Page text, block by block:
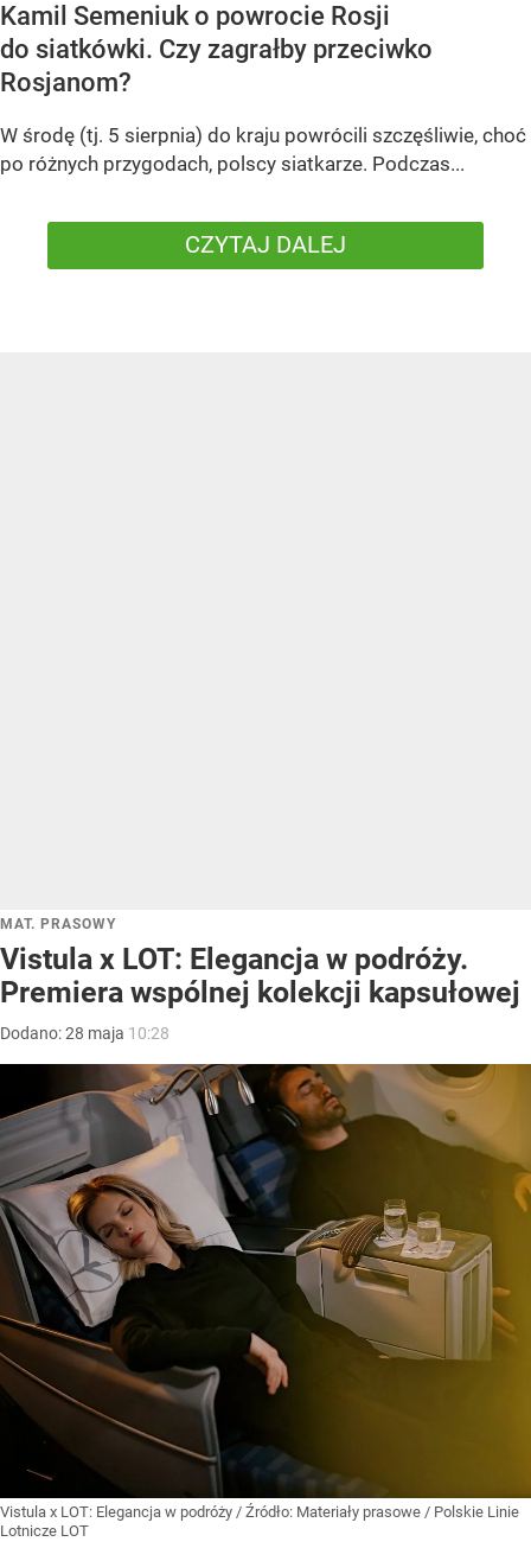
Kamil Semeniuk o powrocie Rosji
do siatkówki. Czy zagrałby przeciwko
Rosjanom?
W środę (tj. 5 sierpnia) do kraju powrócili szczęśliwie, choć
po różnych przygodach, polscy siatkarze. Podczas...
CZYTAJ DALEJ
MAT. PRASOWY
Vistula x LOT: Elegancja w podróży.
Premiera wspólnej kolekcji kapsułowej
Dodano:28 maja 10:28
Vistula x LOT: Elegancja w podróży / Źródło: Materiały prasowe / Polskie Linie
Lotnicze LOT